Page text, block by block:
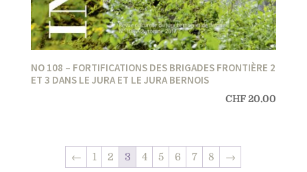
NO 108 – FORTIFICATIONS DES BRIGADES FRONTIÈRE 2
ET 3 DANS LE JURA ET LE JURA BERNOIS
CHF20.00
← 1 2 3 4 5 6 7 8 →